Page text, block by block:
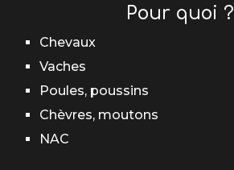
Pour quoi ?
Chevaux
Vaches
Poules, poussins
Chèvres, moutons
NAC